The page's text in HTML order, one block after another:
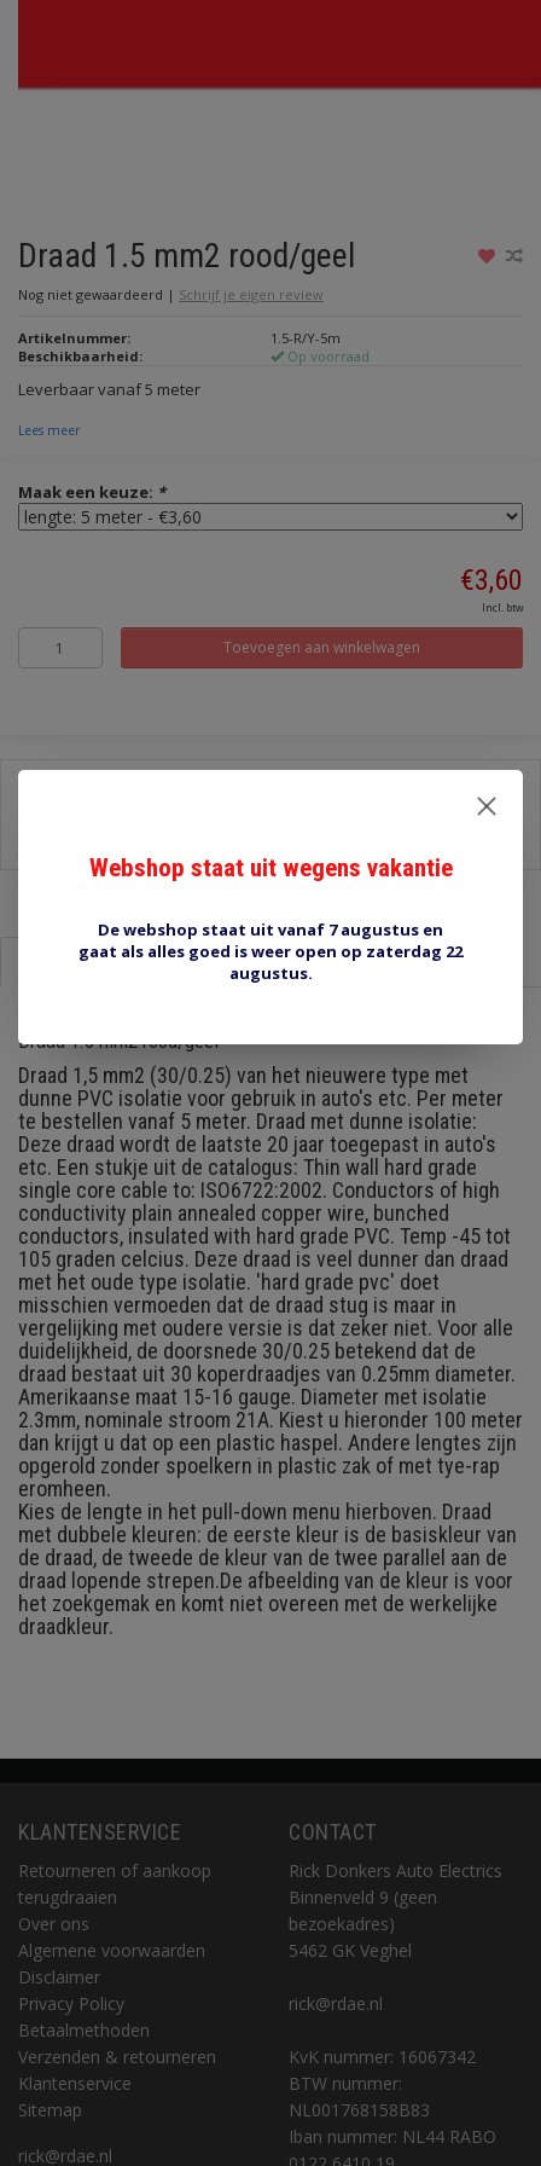
Draad 1.5 mm2 rood/geel
Nog niet gewaardeerd | Schrijf je eigen review
Artikelnummer:
1.5-R/Y-5m
Beschikbaarheid:
Op voorraad
Leverbaar vanaf 5 meter
Lees meer
Maak een keuze: *
€3,60
Incl. btw
Toevoegen aan winkelwagen
Informatie Reviews (0)
Draad 1.5 mm2 rood/geel
Draad 1,5 mm2 (30/0.25) van het nieuwere type met
dunne PVC isolatie voor gebruik in auto's etc. Per meter
te bestellen vanaf 5 meter. Draad met dunne isolatie:
Deze draad wordt de laatste 20 jaar toegepast in auto's
etc. Een stukje uit de catalogus: Thin wall hard grade
single core cable to: ISO6722:2002. Conductors of high
conductivity plain annealed copper wire, bunched
conductors, insulated with hard grade PVC. Temp -45 tot
105 graden celcius. Deze draad is veel dunner dan draad
met het oude type isolatie. 'hard grade pvc' doet
misschien vermoeden dat de draad stug is maar in
vergelijking met oudere versie is dat zeker niet. Voor alle
duidelijkheid, de doorsnede 30/0.25 betekend dat de
draad bestaat uit 30 koperdraadjes van 0.25mm diameter.
Amerikaanse maat 15-16 gauge. Diameter met isolatie
2.3mm, nominale stroom 21A. Kiest u hieronder 100 meter
dan krijgt u dat op een plastic haspel. Andere lengtes zijn
opgerold zonder spoelkern in plastic zak of met tye-rap
eromheen.
Kies de lengte in het pull-down menu hierboven. Draad
met dubbele kleuren: de eerste kleur is de basiskleur van
de draad, de tweede de kleur van de twee parallel aan de
draad lopende strepen.De afbeelding van de kleur is voor
het zoekgemak en komt niet overeen met de werkelijke
draadkleur.
KLANTENSERVICE
Retourneren of aankoop
terugdraaien
Over ons
Algemene voorwaarden
Disclaimer
Privacy Policy
Betaalmethoden
Verzenden & retourneren
Klantenservice
Sitemap
rick@rdae.nl
CONTACT
Rick Donkers Auto Electrics
Binnenveld 9 (geen
bezoekadres)
5462 GK Veghel
rick@rdae.nl
KvK nummer: 16067342
BTW nummer:
NL001768158B83
Iban nummer: NL44 RABO
Webshop staat uit wegens vakantie
De webshop staat uit vanaf 7 augustus en
gaat als alles goed is weer open op zaterdag 22
augustus.